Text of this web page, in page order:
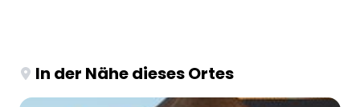
In der Nähe dieses Ortes